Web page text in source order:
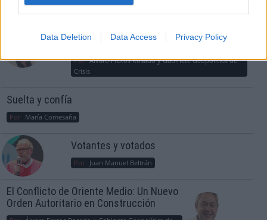
Data Deletion Data Access Privacy Policy
consciente del riesgo de una tercera
guerra mundial?
Por Álvaro Frutos Rosado y Gabinete Geopolítica de
Crisis
Suelta y confía
Por María Comesaña
Votantes y votados
Por Juan Manuel Beltrán
El Conflicto de Oriente Medio: Un Nuevo
Orden Autoritario en Construcción